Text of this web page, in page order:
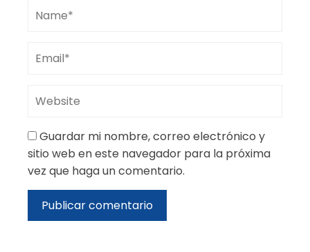
Guardar mi nombre, correo electrónico y
sitio web en este navegador para la próxima
vez que haga un comentario.